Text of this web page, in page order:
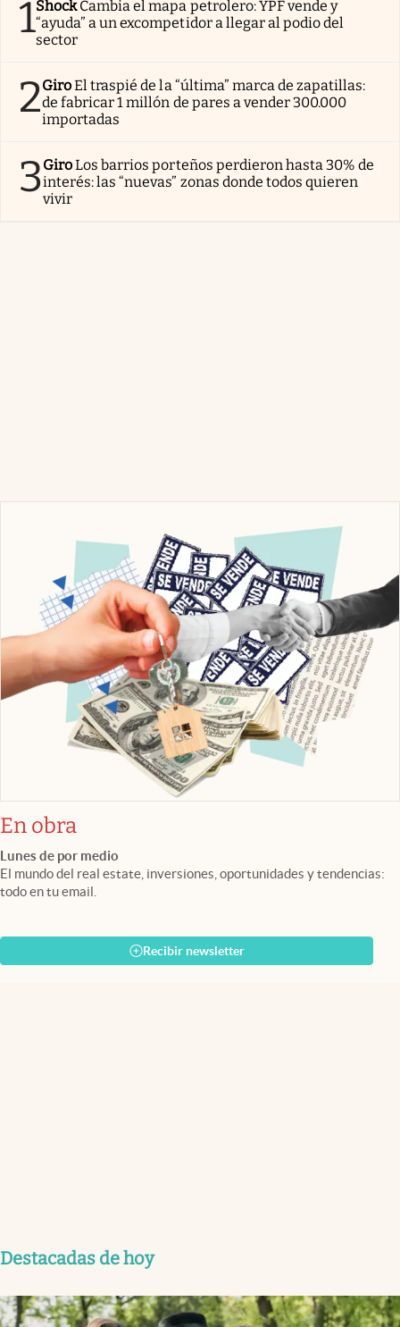
1Shock Cambia el mapa petrolero: YPF vende y
“ayuda” a un excompetidor a llegar al podio del
sector
2GiroEl traspié de la “última” marca de zapatillas:
de fabricar 1 millón de pares a vender 300.000
importadas
3GiroLos barrios porteños perdieron hasta 30% de
interés: las “nuevas” zonas donde todos quieren
vivir
En obra
Lunes de por medio
El mundo del real estate, inversiones, oportunidades y tendencias:
todo en tu email.
Recibir newsletter
Destacadas de hoy